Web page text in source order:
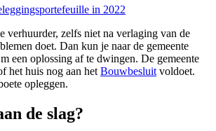
in 2022
verhuurder, zelfs niet na verlaging van de
doet. Dan kun je naar de gemeente
een oplossing af te dwingen. De gemeente
het huis nog aan het Bouwbesluit voldoet.
opleggen.
de slag?